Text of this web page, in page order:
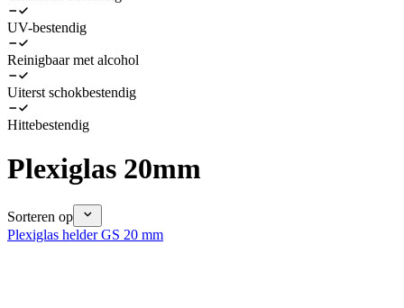
UV-bestendig
Reinigbaar met alcohol
Uiterst schokbestendig
Hittebestendig
Plexiglas 20mm
Sorteren op
Plexiglas helder GS 20 mm